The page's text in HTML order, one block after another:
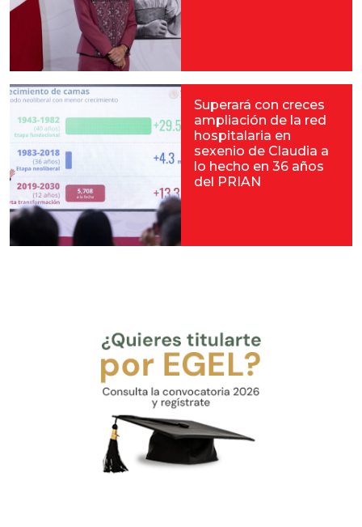
Superará con creces
ampliación de la red
hospitalaria en
sexenio de Claudia a
lo hecho en 36 años
del PRIAN